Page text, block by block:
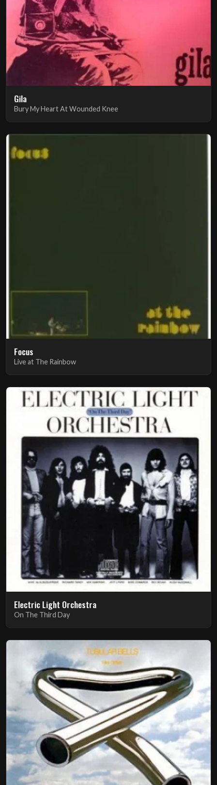
Gila
Bury My Heart At Wounded Knee
Focus
Live at The Rainbow
Electric Light Orchestra
On The Third Day